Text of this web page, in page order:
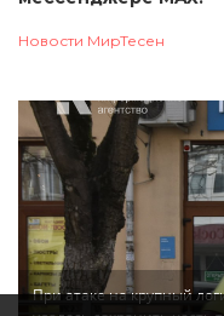
Новости МирТесен
При атаке на крупный